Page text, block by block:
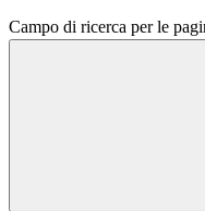
Campo di ricerca per le